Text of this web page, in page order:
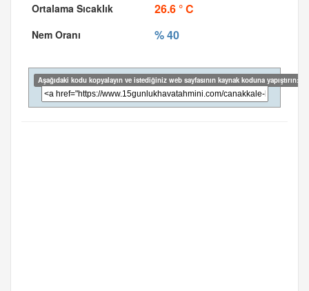
26.6 ° C
% 40
Aşağıdaki kodu kopyalayın ve istediğiniz web sayfasının kaynak koduna yapıştırın: